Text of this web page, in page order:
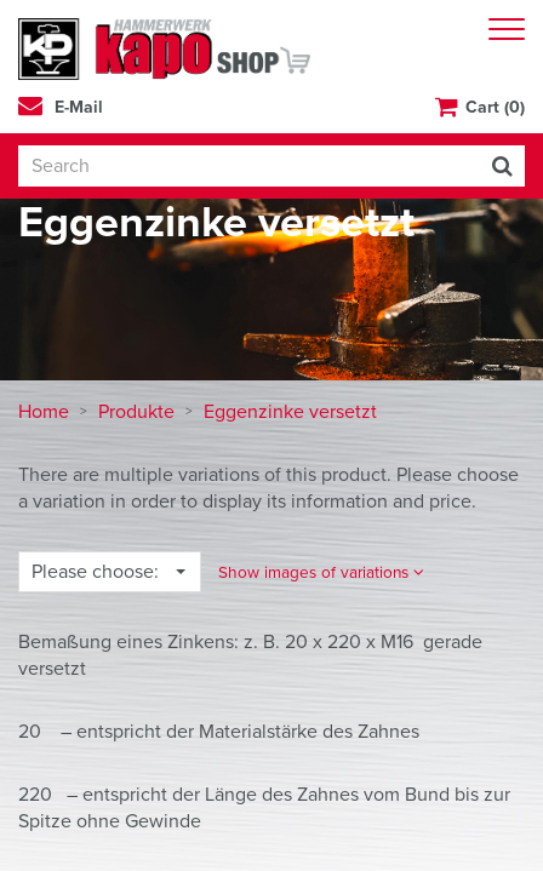
E-Mail Cart (0)
Eggenzinke versetzt
Home Produkte Eggenzinke versetzt
There are multiple variations of this product. Please choose
a variation in order to display its information and price.
Please choose: Show images of variations
Bemaßung eines Zinkens: z. B. 20 x 220 x M16 gerade
versetzt
20 – entspricht der Materialstärke des Zahnes
220 – entspricht der Länge des Zahnes vom Bund bis zur
Spitze ohne Gewinde